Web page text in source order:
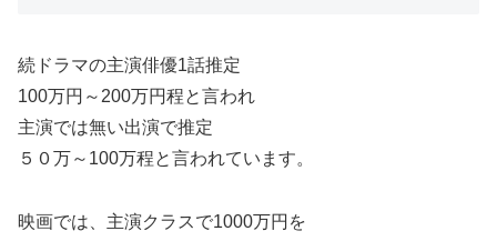
続ドラマの主演俳優1話推定
100万円～200万円程と言われ
主演では無い出演で推定
５０万～100万程と言われています。
映画では、主演クラスで1000万円を